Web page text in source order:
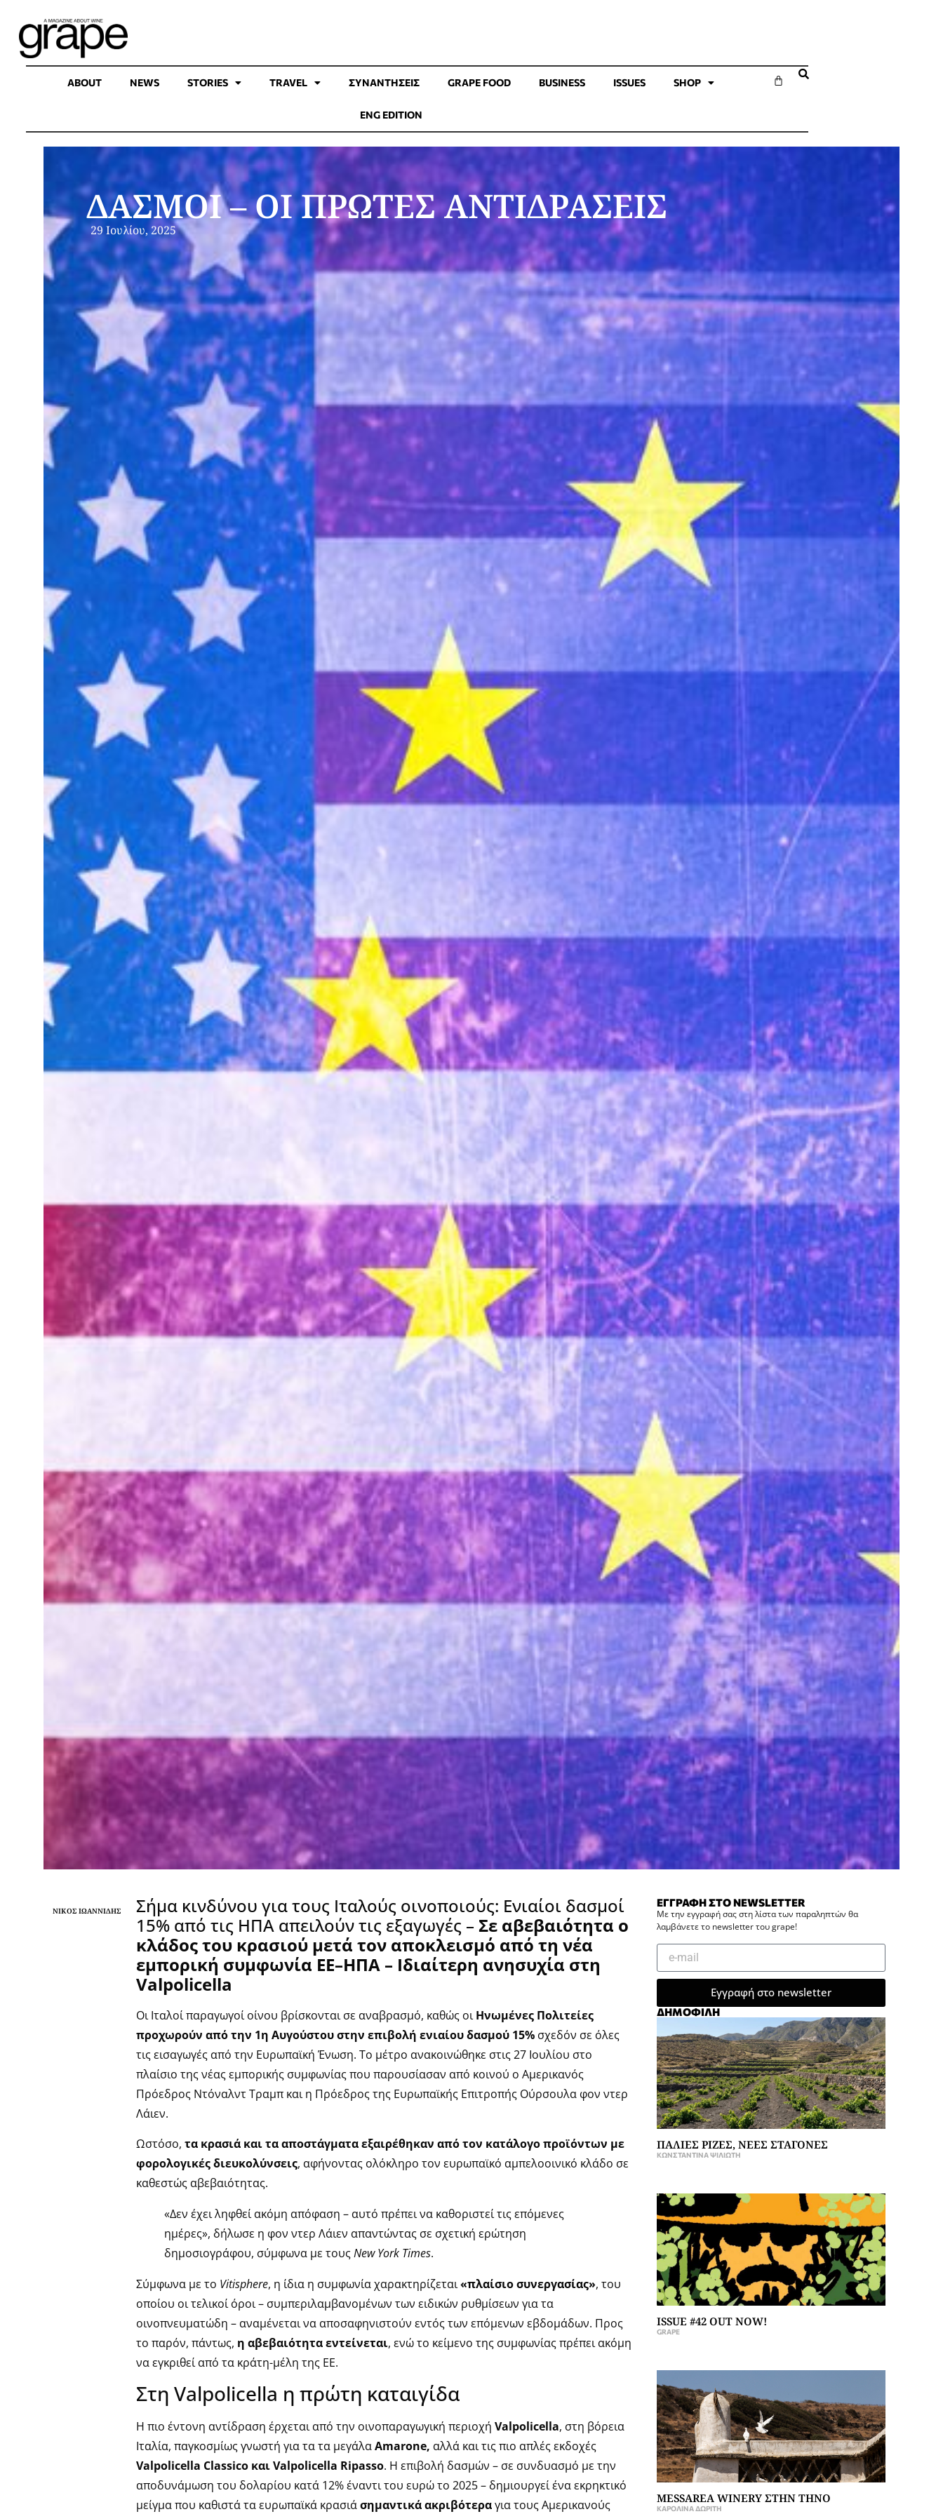
ABOUT NEWS STORIES TRAVEL ΣΥΝΑΝΤΉΣΕΙΣ GRAPE FOOD BUSINESS ISSUES SHOP
ENG EDITION
ΔΑΣΜΟΙ – ΟΙ ΠΡΩΤΕΣ ΑΝΤΙΔΡΑΣΕΙΣ
29 Ιουλίου, 2025
ΝΊΚΟΣ ΙΩΑΝΝΊΔΗΣ
Σήμα κινδύνου για τους Ιταλούς οινοποιούς: Ενιαίοι δασμοί
15% από τις ΗΠΑ απειλούν τις εξαγωγές – Σε αβεβαιότητα ο
κλάδος του κρασιού μετά τον αποκλεισμό από τη νέα
εμπορική συμφωνία ΕΕ–ΗΠΑ – Ιδιαίτερη ανησυχία στη
Valpolicella
Οι Ιταλοί παραγωγοί οίνου βρίσκονται σε αναβρασμό, καθώς οιΗνωμένες Πολιτείες
προχωρούν από την 1η Αυγούστου στην επιβολή ενιαίου δασμού 15% σχεδόν σε όλες
τις εισαγωγές από την Ευρωπαϊκή Ένωση. Το μέτρο ανακοινώθηκε στις 27 Ιουλίου στο
πλαίσιο της νέας εμπορικής συμφωνίας που παρουσίασαν από κοινού ο Αμερικανός
Πρόεδρος Ντόναλντ Τραμπ και η Πρόεδρος της Ευρωπαϊκής Επιτροπής Ούρσουλα φον ντερ
Λάιεν.
Ωστόσο, τα κρασιά και τα αποστάγματα εξαιρέθηκαν από τον κατάλογο προϊόντων με
φορολογικές διευκολύνσεις, αφήνοντας ολόκληρο τον ευρωπαϊκό αμπελοοινικό κλάδο σε
καθεστώς αβεβαιότητας.
«Δεν έχει ληφθεί ακόμη απόφαση – αυτό πρέπει να καθοριστεί τις επόμενες
ημέρες», δήλωσε η φον ντερ Λάιεν απαντώντας σε σχετική ερώτηση
δημοσιογράφου, σύμφωνα με τουςNew York Times.
Σύμφωνα με το Vitisphere, η ίδια η συμφωνία χαρακτηρίζεται«πλαίσιο συνεργασίας», του
οποίου οι τελικοί όροι – συμπεριλαμβανομένων των ειδικών ρυθμίσεων για τα
οινοπνευματώδη – αναμένεται να αποσαφηνιστούν εντός των επόμενων εβδομάδων. Προς
το παρόν, πάντως, η αβεβαιότητα εντείνεται, ενώ το κείμενο της συμφωνίας πρέπει ακόμη
να εγκριθεί από τα κράτη-μέλη της ΕΕ.
Στη Valpolicella η πρώτη καταιγίδα
Η πιο έντονη αντίδραση έρχεται από την οινοπαραγωγική περιοχή Valpolicella, στη βόρεια
Ιταλία, παγκοσμίως γνωστή για τα τα μεγάλαAmarone, αλλά και τις πιο απλές εκδοχές
Valpolicella Classico και Valpolicella Ripasso. Η επιβολή δασμών – σε συνδυασμό με την
αποδυνάμωση του δολαρίου κατά 12% έναντι του ευρώ το 2025 – δημιουργεί ένα εκρηκτικό
μείγμα που καθιστά τα ευρωπαϊκά κρασιάσημαντικά ακριβότεραγια τους Αμερικανούς
ΕΓΓΡΑΦΗ ΣΤΟ NEWSLETTER
Με την εγγραφή σας στη λίστα των παραληπτών θα
λαμβάνετε το newsletter του grape!
Εγγραφή στο newsletter
ΔΗΜΟΦΙΛΗ
ΠΑΛΙΕΣ ΡΙΖΕΣ, ΝΕΕΣ ΣΤΑΓΟΝΕΣ
ΚΩΝΣΤΑΝΤΊΝΑ ΨΙΛΙΏΤΗ
ISSUE #42 OUT NOW!
GRAPE
MESSAREA WINERY ΣΤΗΝ ΤΗΝΟ
ΚΑΡΟΛΊΝΑ ΔΩΡΊΤΗ